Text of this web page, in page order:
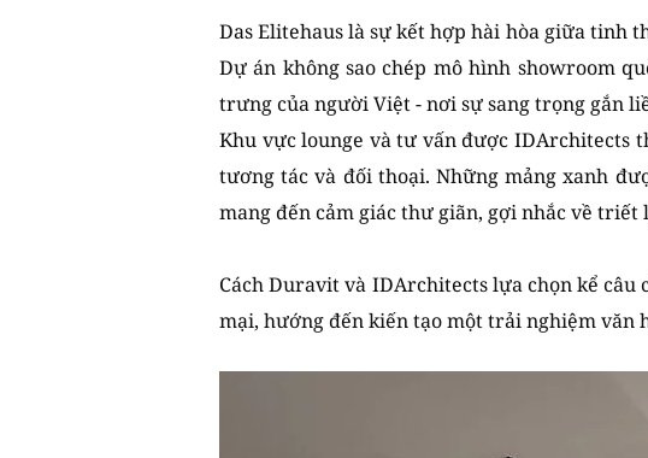
Das Elitehaus là sự kết hợp hài hòa giữa tinh
Dự án không sao chép mô hình showroom
trưng của người Việt - nơi sự sang trọng gắn
Khu vực lounge và tư vấn được IDArchitects
tương tác và đối thoại. Những mảng xanh
mang đến cảm giác thư giãn, gợi nhắc về
Cách Duravit và IDArchitects lựa chọn kể
mại, hướng đến kiến tạo một trải nghiệm văn